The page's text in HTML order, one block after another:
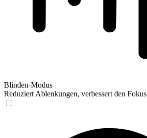
Blinden-Modus
Reduziert Ablenkungen, verbessert den Fokus